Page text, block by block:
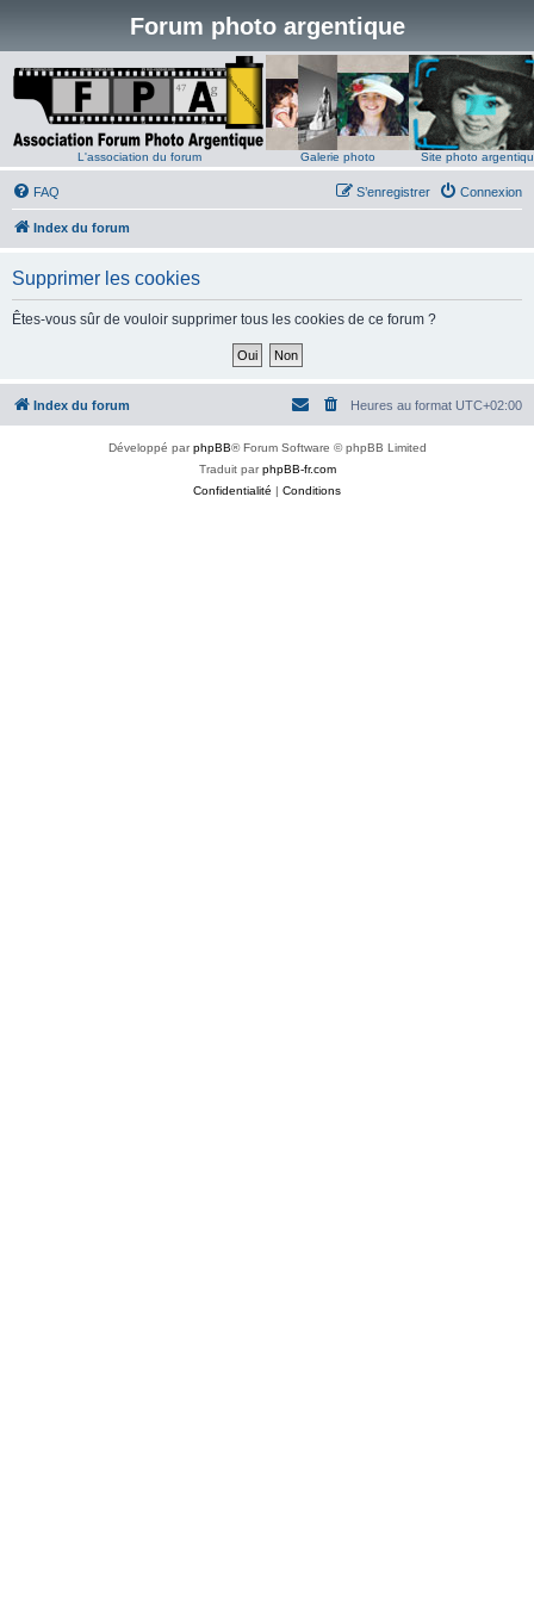
Forum photo argentique
L'association du forum Galerie photo Site photo
FAQ Connexion
S’enregistrer
Index du forum
Supprimer les cookies
Êtes-vous sûr de vouloir supprimer tous les cookies de ce forum ?
Index du forum Heures au format UTC+02:00
Développé parphpBB® Forum Software © phpBB Limited
Traduit parphpBB-fr.com
Confidentialité | Conditions